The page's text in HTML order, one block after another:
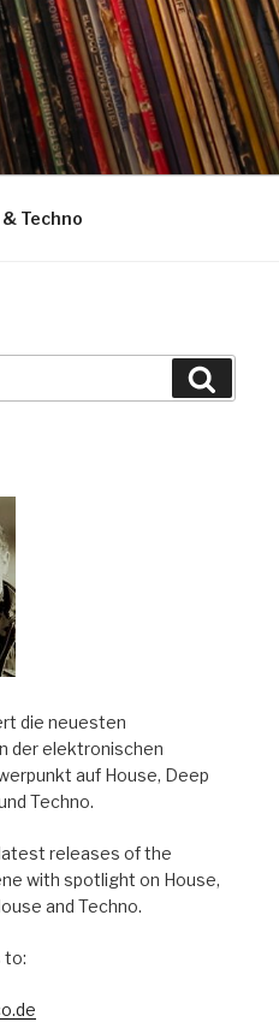
Techno
die neuesten
der elektronischen
auf House, Deep
Techno.
releases of the
with spotlight on House,
and Techno.
to: